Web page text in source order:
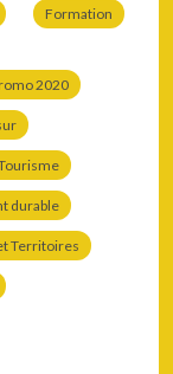
Formation
2020
durable
Territoires